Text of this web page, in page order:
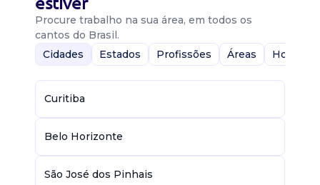
Procure trabalho na sua área, em todos os
cantos do Brasil.
Cidades
Estados Profissões Áreas Home-
Curitiba
Belo Horizonte
São José dos Pinhais